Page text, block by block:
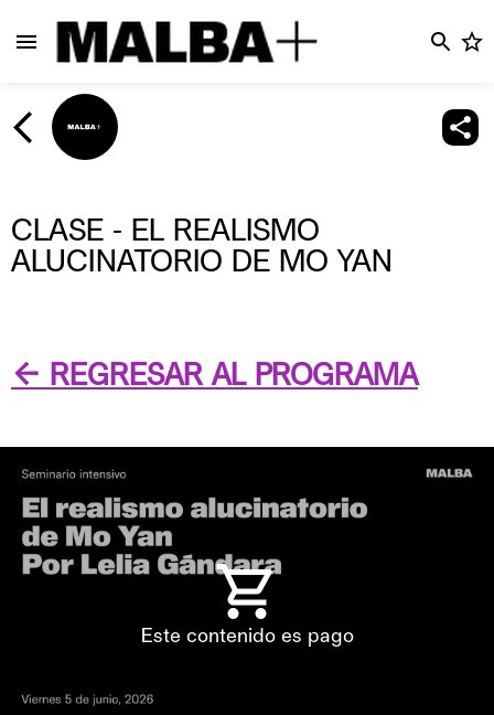
CLASE - EL REALISMO
ALUCINATORIO DE MO YAN
← REGRESAR AL PROGRAMA
Este contenido es pago